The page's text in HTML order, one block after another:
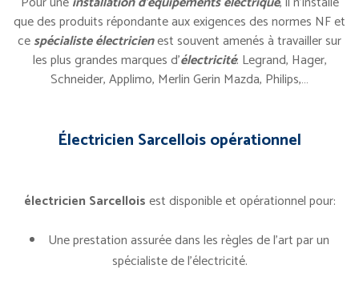
que des produits répondante aux exigences des normes NF et
cespécialiste électricienest souvent amenés à travailler sur
les plus grandes marques d’électricité: Legrand, Hager,
Schneider, Applimo, Merlin Gerin Mazda, Philips,…
Électricien Sarcelloisopérationnel
électricien Sarcelloisest disponible et opérationnel pour:
Une prestation assurée dans les règles de l’art par un
spécialiste de l’électricité.